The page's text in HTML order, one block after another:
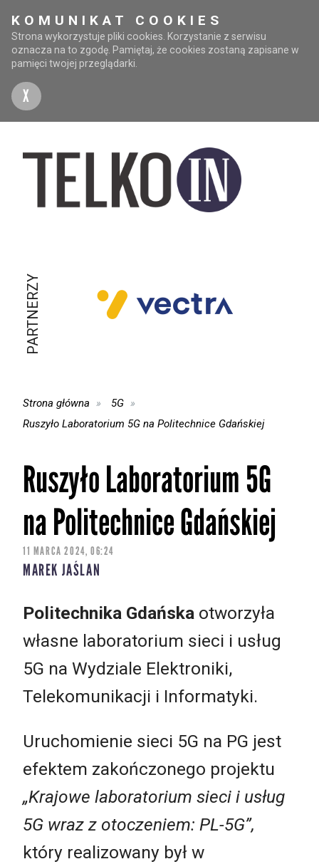
KOMUNIKAT COOKIES
Strona wykorzystuje pliki cookies. Korzystanie z serwisu
oznacza na to zgodę. Pamiętaj, że cookies zostaną zapisane w
pamięci twojej przeglądarki.
X
PARTNERZY
Strona główna
5G
Ruszyło Laboratorium 5G na Politechnice Gdańskiej
Ruszyło Laboratorium 5G
na Politechnice Gdańskiej
11 MARCA 2024, 06:24
MAREK JAŚLAN
Politechnika Gdańska otworzyła
własne laboratorium sieci i usług
5G na Wydziale Elektroniki,
Telekomunikacji i Informatyki.
Uruchomienie sieci 5G na PG jest
efektem zakończonego projektu
„Krajowe laboratorium sieci i usług
5G wraz z otoczeniem: PL-5G”,
który realizowany był w